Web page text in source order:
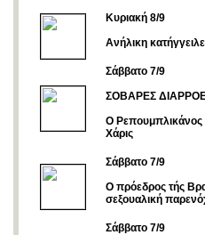
Κυριακή 8/9
Ανήλικη
Σάββατο 7/9
ΣΟΒΑΡΕΣ
Ο Ρεπουμπλικάνος
Χάρις
Σάββατο 7/9
Ο πρόεδρος τής
σεξουαλική
Σάββατο 7/9